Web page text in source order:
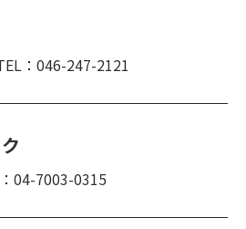
：046-247-2121
04-7003-0315